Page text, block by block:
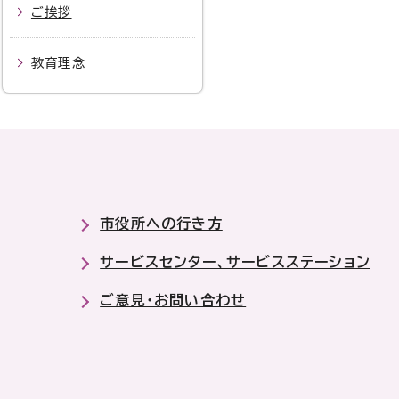
ご挨拶
教育理念
市役所への行き方
サービスセンター、サービスステーション
ご意見・お問い合わせ